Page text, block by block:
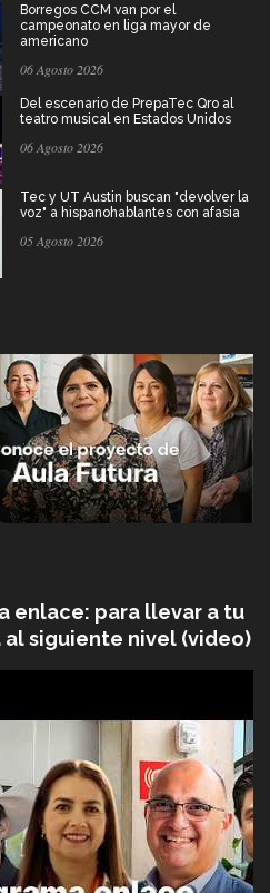
Borregos CCM van por el
campeonato en liga mayor de
americano
06 Agosto 2026
Del escenario de PrepaTec Qro al
teatro musical en Estados Unidos
06 Agosto 2026
Tec y UT Austin buscan "devolver la
voz" a hispanohablantes con afasia
05 Agosto 2026
enlace: para llevar a tu
al siguiente nivel (video)